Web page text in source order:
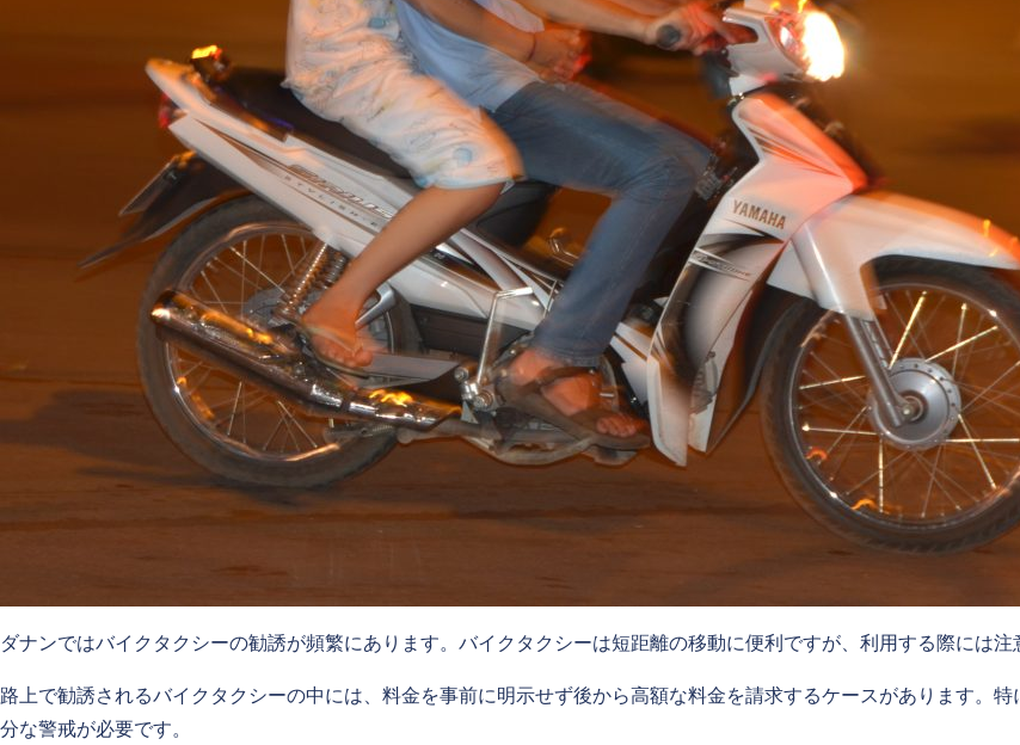
ダナンではバイクタクシーの勧誘が頻繁にあります。バイクタクシーは短距離の移動に便利ですが、利用する際には注
路上で勧誘されるバイクタクシーの中には、料金を事前に明示せず後から高額な料金を請求するケースがあります。
分な警戒が必要です。